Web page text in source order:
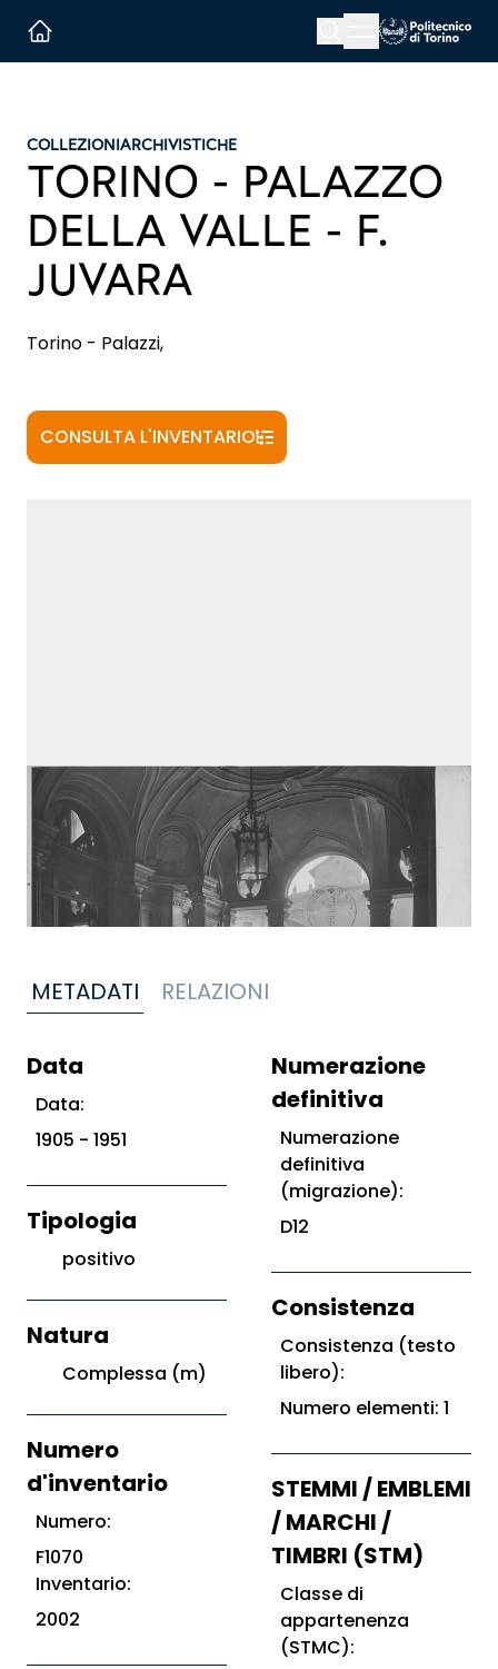
Menu button
COLLEZIONIARCHIVISTICHE
TORINO - PALAZZO
DELLA VALLE - F.
JUVARA
Torino - Palazzi,
CONSULTA L'INVENTARIO
METADATI RELAZIONI
Data
Data:
1905 - 1951
Tipologia
positivo
Natura
Complessa (m)
Numero
d'inventario
Numero:
F1070
Inventario:
2002
Numerazione
definitiva
Numerazione
definitiva
(migrazione):
D12
Consistenza
Consistenza (testo
libero):
Numero elementi: 1
STEMMI / EMBLEMI
/ MARCHI /
TIMBRI (STM)
Classe di
appartenenza
(STMC):